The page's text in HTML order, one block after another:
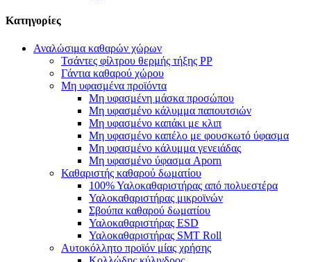
Κατηγορίες
Αναλώσιμα καθαρών χώρων
Τσάντες φίλτρου θερμής τήξης PP
Γάντια καθαρού χώρου
Μη υφασμένα προϊόντα
Μη υφασμένη μάσκα προσώπου
Μη υφασμένο κάλυμμα παπουτσιών
Μη υφασμένο καπάκι με κλιπ
Μη υφασμένο καπέλο με φουσκωτό ύφασμα
Μη υφασμένο κάλυμμα γενειάδας
Μη υφασμένο ύφασμα Aporn
Καθαριστής καθαρού δωματίου
100% Υαλοκαθαριστήρας από πολυεστέρα
Υαλοκαθαριστήρας μικροϊνών
Σβούπα καθαρού δωματίου
Υαλοκαθαριστήρας ESD
Υαλοκαθαριστήρας SMT Roll
Αυτοκόλλητο προϊόν μίας χρήσης